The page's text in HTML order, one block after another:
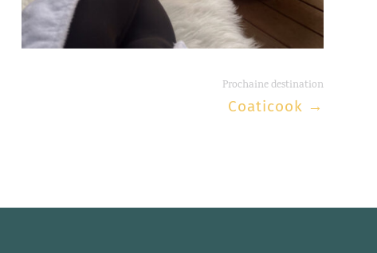
Prochaine destination
Coaticook →